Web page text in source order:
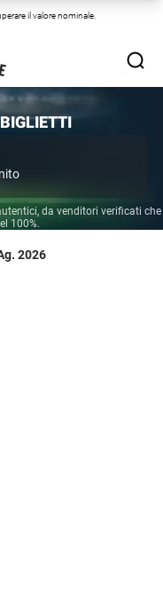
il valore nominale.
da venditori verificati che
100%.
2026